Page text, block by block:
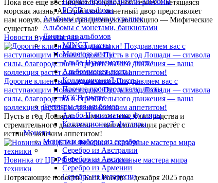
РССВ альбомы
Альбомы для пивных крышек
Альбомы с монетами, банкнотами
Листы для альбомов
MINGT листы
Monetoss листы
Альбо Нумисматико листы
Альбоммонет листы
КоллекционерЪ листы
Прочие производители листы
РССВ листы
Футляры для альбомов
Альбо Нумисматико футляры
КоллекционерЪ футляры
Монеты
Монеты и наборы из серебра
Серебро из Австралии
Серебро из Австрии
Серебро из Армении
Серебро из Беларусии
Пока все еще восхищаются подводной серией Светящаяся
морская жизнь, Австрийский монетный двор представляет
нам новую, не менее грандиозную коллекцию — Мифические
существа!
Новости нумизматики
Дорогие клиенты и подписчики! Поздравляем вас с
наступающим Новым годом! Пусть в год Лошади — символа
силы, благородства и стремительного движения — ваша
коллекция растёт с истинно конским аппетитом!
Пусть в год Лошади — символа силы, благородства и
стремительного движения — ваша коллекция растёт с
истинно конским аппетитом!
Новинка от ЦБ РФ Фиксики - сказочные мастера мира
техники
Потрясающие новости! Банк России 5 декабря 2025 года